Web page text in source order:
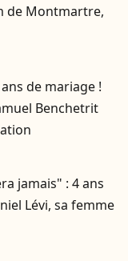
de Montmartre,
de mariage !
Benchetrit
jamais" : 4 ans
Lévi, sa femme